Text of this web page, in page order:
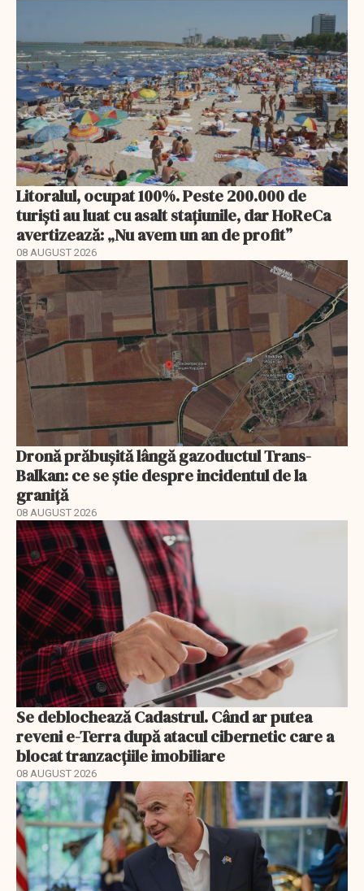
Litoralul, ocupat 100%. Peste 200.000 de
turiști au luat cu asalt stațiunile, dar HoReCa
avertizează: „Nu avem un an de profit”
08 AUGUST 2026
Dronă prăbușită lângă gazoductul Trans-
Balkan: ce se știe despre incidentul de la
graniță
08 AUGUST 2026
Se deblochează Cadastrul. Când ar putea
reveni e-Terra după atacul cibernetic care a
blocat tranzacțiile imobiliare
08 AUGUST 2026